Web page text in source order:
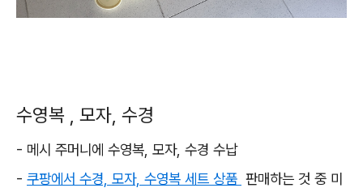
수영복 , 모자, 수경
- 메시 주머니에 수영복, 모자, 수경 수납
- 쿠팡에서 수경, 모자, 수영복 세트 상품 판매하는 것 중 미